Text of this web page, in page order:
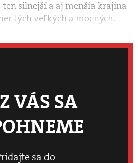
silnejší a aj menšia krajina
tých veľkých a mocných.
VÁS SA
sa do